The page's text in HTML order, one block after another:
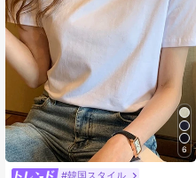
6
#韓国スタイル